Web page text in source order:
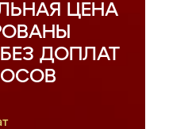
ЦЕНА
ДОПЛАТ